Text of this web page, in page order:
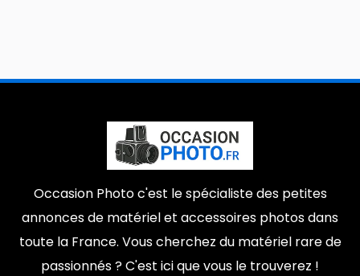
Occasion Photo c'est le spécialiste des petites
annonces de matériel et accessoires photos dans
toute la France. Vous cherchez du matériel rare de
passionnés ? C'est ici que vous le trouverez !